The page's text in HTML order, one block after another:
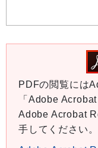
PDFの閲覧には
「Adobe
Adobe Acrobat
手してください。